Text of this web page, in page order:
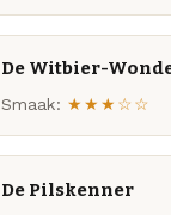
De Witbier-
Smaak: ★★★☆☆
De Pilskenner